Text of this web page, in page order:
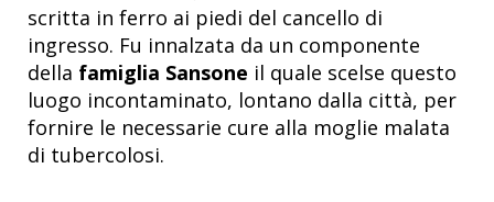
scritta in ferro ai piedi del cancello di
ingresso. Fu innalzata da un componente
della famiglia Sansone il quale scelse questo
luogo incontaminato, lontano dalla città, per
fornire le necessarie cure alla moglie malata
di tubercolosi.